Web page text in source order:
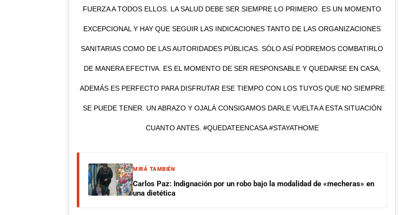
FUERZA A TODOS ELLOS. LA SALUD DEBE SER SIEMPRE LO PRIMERO. ES UN MOMENTO
EXCEPCIONAL Y HAY QUE SEGUIR LAS INDICACIONES TANTO DE LAS ORGANIZACIONES
SANITARIAS COMO DE LAS AUTORIDADES PÚBLICAS. SÓLO ASÍ PODREMOS COMBATIRLO
DE MANERA EFECTIVA. ES EL MOMENTO DE SER RESPONSABLE Y QUEDARSE EN CASA,
ADEMÁS ES PERFECTO PARA DISFRUTAR ESE TIEMPO CON LOS TUYOS QUE NO SIEMPRE
SE PUEDE TENER. UN ABRAZO Y OJALÁ CONSIGAMOS DARLE VUELTA A ESTA SITUACIÓN
CUANTO ANTES. #QUEDATEENCASA #STAYATHOME
MIRÁ TAMBIÉN
Carlos Paz: Indignación por un robo bajo la modalidad de «mecheras» en
una dietética